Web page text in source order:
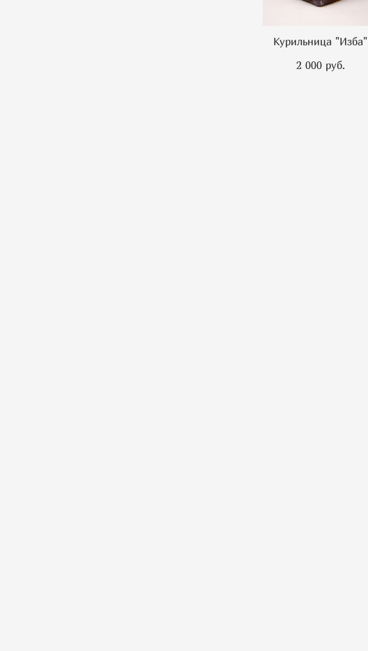
Курильница "Изба"
2 000 pуб.